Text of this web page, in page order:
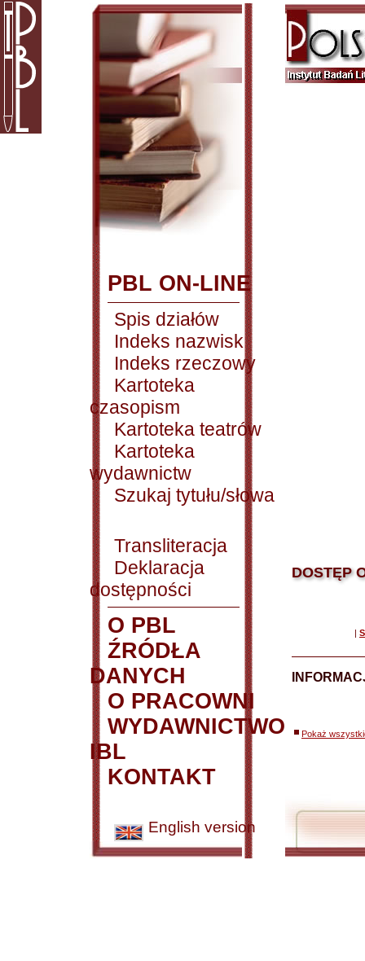
PBL ON-LINE
Spis działów
Indeks nazwisk
Indeks rzeczowy
Kartoteka
czasopism
Kartoteka teatrów
Kartoteka
wydawnictw
Szukaj tytułu/słowa
Transliteracja
Deklaracja
dostępności
O PBL
ŹRÓDŁA
DANYCH
O PRACOWNI
WYDAWNICTWO
IBL
KONTAKT
English version
DOSTĘP
|
Pokaż